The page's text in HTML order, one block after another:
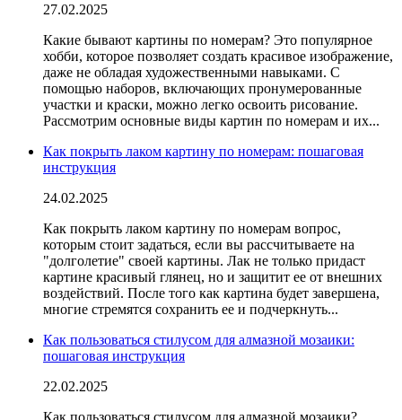
27.02.2025
Какие бывают картины по номерам? Это популярное
хобби, которое позволяет создать красивое изображение,
даже не обладая художественными навыками. С
помощью наборов, включающих пронумерованные
участки и краски, можно легко освоить рисование.
Рассмотрим основные виды картин по номерам и их...
Как покрыть лаком картину по номерам: пошаговая
инструкция
24.02.2025
Как покрыть лаком картину по номерам вопрос,
которым стоит задаться, если вы рассчитываете на
"долголетие" своей картины. Лак не только придаст
картине красивый глянец, но и защитит ее от внешних
воздействий. После того как картина будет завершена,
многие стремятся сохранить ее и подчеркнуть...
Как пользоваться стилусом для алмазной мозаики:
пошаговая инструкция
22.02.2025
Как пользоваться стилусом для алмазной мозаики?